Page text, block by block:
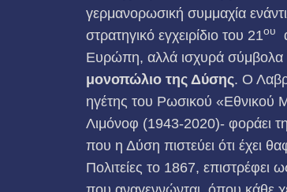
γερμανορωσική συμμαχία
στρατηγικό εγχειρίδιο του 21ου
Ευρώπη, αλλά ισχυρά σύμβολα
μονοπώλιο της Δύσης. Ο
ηγέτης του Ρωσικού «Εθνικού
Λιμόνοφ (1943-2020)- φοράει
που η Δύση πιστεύει ότι έχει
Πολιτείες το 1867,